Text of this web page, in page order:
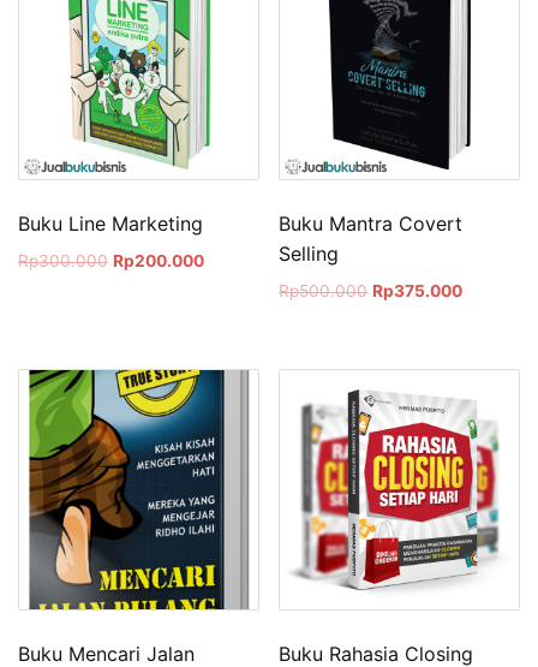
Buku Line Marketing
Rp300.000 Rp200.000
Buku Mantra Covert
Selling
Rp500.000 Rp375.000
Buku Mencari Jalan
Buku Rahasia Closing